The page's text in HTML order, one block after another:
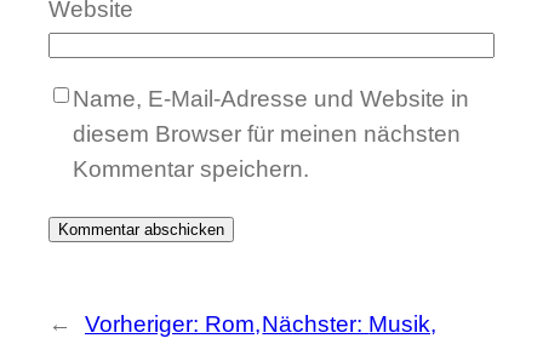
Website
Name, E-Mail-Adresse und Website in
diesem Browser für meinen nächsten
Kommentar speichern.
← Vorheriger: Rom,Nächster: Musik,